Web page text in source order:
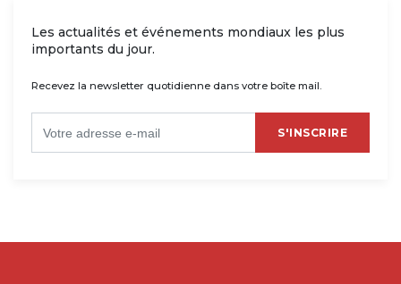
Les actualités et événements mondiaux les plus
importants du jour.
Recevez la newsletter quotidienne dans votre boîte mail.
S'INSCRIRE